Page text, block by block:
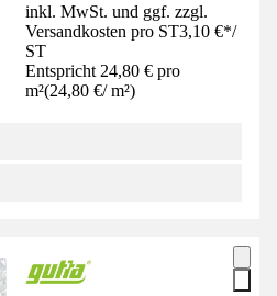
inkl. MwSt. und ggf. zzgl.
Versandkosten pro ST3,10 €*/
ST
Entspricht 24,80 € pro
m²(24,80 €/ m²)